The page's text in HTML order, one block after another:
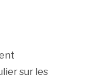
sur les